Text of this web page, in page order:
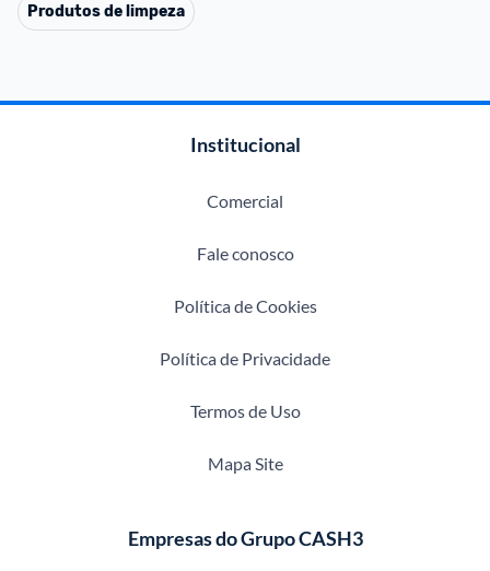
Produtos de limpeza
Institucional
Comercial
Fale conosco
Política de Cookies
Política de Privacidade
Termos de Uso
Mapa Site
Empresas do Grupo CASH3